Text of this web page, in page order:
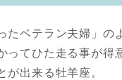
ベテラン夫婦」の
ってひた走る事が得
が出来る牡羊座。